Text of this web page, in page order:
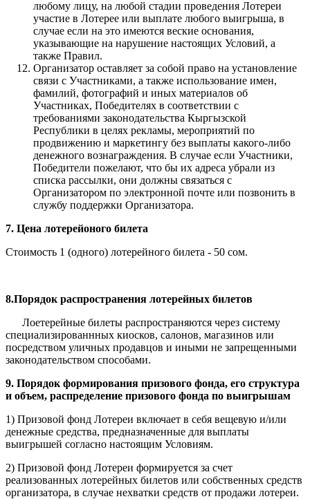
любому лицу, на любой стадии проведения Лотереи
участие в Лотерее или выплате любого выигрыша, в
случае если на это имеются веские основания,
указывающие на нарушение настоящих Условий, а
также Правил.
Организатор оставляет за собой право на установление
связи с Участниками, а также использование имен,
фамилий, фотографий и иных материалов об
Участниках, Победителях в соответствии с
требованиями законодательства Кыргызской
Республики в целях рекламы, мероприятий по
продвижению и маркетингу без выплаты какого-либо
денежного вознаграждения. В случае если Участники,
Победители пожелают, что бы их адреса убрали из
списка рассылки, они должны связаться с
Организатором по электронной почте или позвонить в
службу поддержки Организатора.
7. Цена лотерейоного билета
Стоимость 1 (одного) лотерейного билета - 50 сом.
8.Порядок распространения лотерейных билетов
Лоетерейные билеты распространяются через систему
специализированнных киосков, салонов, магазинов или
посредством уличных продавцов и иными не запрещенными
законодательством способами.
9. Порядок формирования призового фонда, его структура
и объем, распределение призового фонда по выигрышам
1) Призовой фонд Лотереи включает в себя вещевую и/или
денежные средства, предназначенные для выплаты
выигрышей согласно настоящим Условиям.
2) Призовой фонд Лотереи формируется за счет
реализованных лотерейных билетов или собственных средств
организатора, в случае нехватки средств от продажи лотереи.